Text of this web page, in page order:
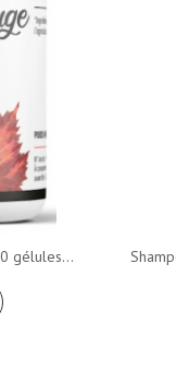
gélules...